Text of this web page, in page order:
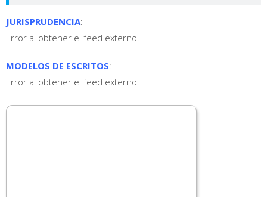
JURISPRUDENCIA:
Error al obtener el feed externo.
MODELOS DE ESCRITOS:
Error al obtener el feed externo.